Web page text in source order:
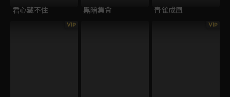
君心藏不住 黑暗集會 青雀成凰
VIP VIP